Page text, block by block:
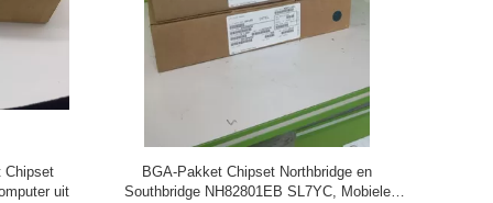
Noorden
989 4,1
DH82HM87 SR17D Chipset Northbridge en de
Gelanceerde Status van Southbridge HM87